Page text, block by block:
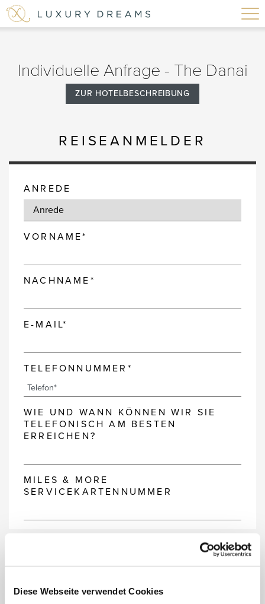
Diese Webseite verwendet Cookies
Individuelle Anfrage - The Danai
ZUR HOTELBESCHREIBUNG
REISEANMELDER
ANREDE
VORNAME*
NACHNAME*
E-MAIL*
TELEFONNUMMER*
WIE UND WANN KÖNNEN WIR SIE
TELEFONISCH AM BESTEN
ERREICHEN?
MILES & MORE
SERVICEKARTENNUMMER
REISEDATEN